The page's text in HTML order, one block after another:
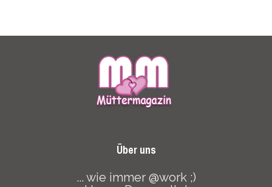
Über uns
... wie immer @work ;)